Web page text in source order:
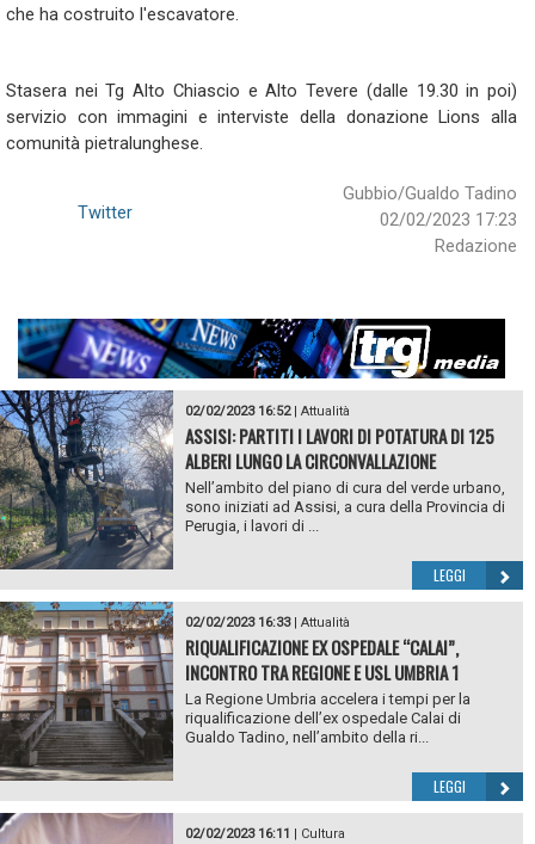
che ha costruito l'escavatore.
Stasera nei Tg Alto Chiascio e Alto Tevere (dalle 19.30 in poi)
servizio con immagini e interviste della donazione Lions alla
comunità pietralunghese.
Gubbio/Gualdo Tadino
02/02/2023 17:23
Redazione
Twitter
02/02/2023 16:52| Attualità
ASSISI: PARTITI I LAVORI DI POTATURA DI 125
ALBERI LUNGO LA CIRCONVALLAZIONE
Nell’ambito del piano di cura del verde urbano,
sono iniziati ad Assisi, a cura della Provincia di
Perugia, i lavori di ...
LEGGI
02/02/2023 16:33| Attualità
RIQUALIFICAZIONE EX OSPEDALE “CALAI”,
INCONTRO TRA REGIONE E USL UMBRIA 1
La Regione Umbria accelera i tempi per la
riqualificazione dell’ex ospedale Calai di
Gualdo Tadino, nell’ambito della ri...
LEGGI
02/02/2023 16:11 Cultura